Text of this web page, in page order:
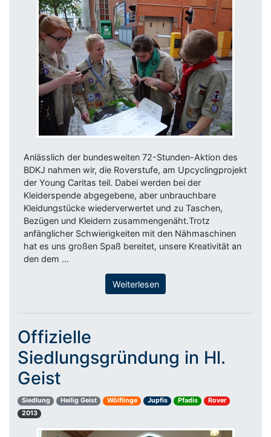
Anlässlich der bundesweiten 72-Stunden-Aktion des
BDKJ nahmen wir, die Roverstufe, am Upcyclingprojekt
der Young Caritas teil. Dabei werden bei der
Kleiderspende abgegebene, aber unbrauchbare
Kleidungstücke wiederverwertet und zu Taschen,
Bezügen und Kleidern zusammengenäht.Trotz
anfänglicher Schwierigkeiten mit den Nähmaschinen
hat es uns großen Spaß bereitet, unsere Kreativität an
den dem …
Weiterlesen
Offizielle
Siedlungsgründung in Hl.
Geist
Siedlung Heilig Geist Wölflinge Jupfis Pfadis
Rover
2013